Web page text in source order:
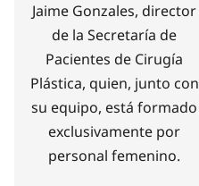
Jaime Gonzales, director
de la Secretaría de
Pacientes de Cirugía
Plástica, quien, junto con
su equipo, está formado
exclusivamente por
personal femenino.